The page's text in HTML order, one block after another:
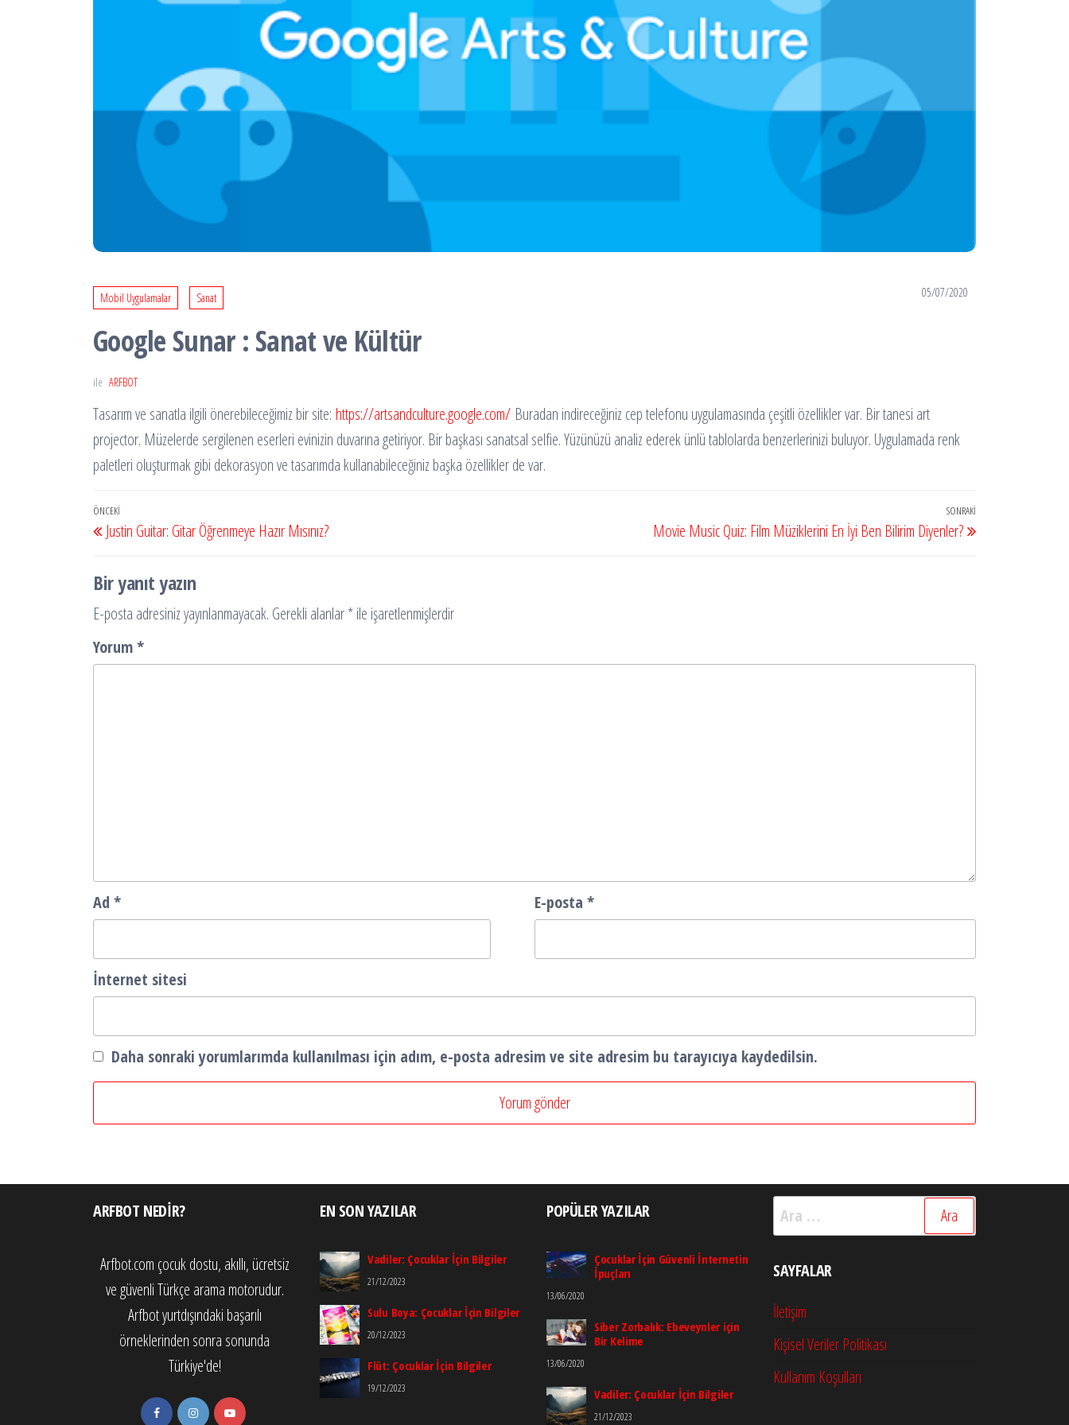
Mobil Uygulamalar Sanat 05/07/2020
Google Sunar : Sanat ve Kültür
ile ARFBOT
Tasarım ve sanatla ilgili önerebileceğimiz bir site: https://artsandculture.google.com/ Buradan indireceğiniz cep telefonu uygulamasında çeşitli özellikler var. Bir tanesi art
projector. Müzelerde sergilenen eserleri evinizin duvarına getiriyor. Bir başkası sanatsal selfie. Yüzünüzü analiz ederek ünlü tablolarda benzerlerinizi buluyor. Uygulamada renk
paletleri oluşturmak gibi dekorasyon ve tasarımda kullanabileceğiniz başka özellikler de var.
Yazı
gezinmesi
Önceki
Yazı
ÖNCEKI
Justin Guitar: Gitar Öğrenmeye Hazır Mısınız?
Yazı
SONRAKI
Movie Music Quiz: Film Müziklerini En İyi Ben Bilirim Diyenler?
Bir yanıt yazın
E-posta adresiniz yayınlanmayacak. Gerekli alanlar*ile işaretlenmişlerdir
Yorum*
Ad * E-posta *
İnternet sitesi
Daha sonraki yorumlarımda kullanılması için adım, e-posta adresim ve site adresim bu tarayıcıya kaydedilsin.
ARFBOT NEDIR?
Arfbot.com çocuk dostu, akıllı, ücretsiz
ve güvenli Türkçe arama motorudur.
Arfbot yurtdışındaki başarılı
örneklerinden sonra sonunda
Türkiye'de!
EN SON YAZILAR
Vadiler: Çocuklar İçin Bilgiler
21/12/2023
Sulu Boya: Çocuklar İçin Bilgiler
20/12/2023
Flüt: Çocuklar İçin Bilgiler
19/12/2023
POPÜLER YAZILAR
Çocuklar İçin Güvenli İnternetin
İpuçları
13/06/2020
Siber Zorbalık: Ebeveynler için
Bir Kelime
13/06/2020
Vadiler: Çocuklar İçin Bilgiler
21/12/2023
Arama:
SAYFALAR
İletişim
Kişisel Veriler Politikası
Kullanım Koşulları